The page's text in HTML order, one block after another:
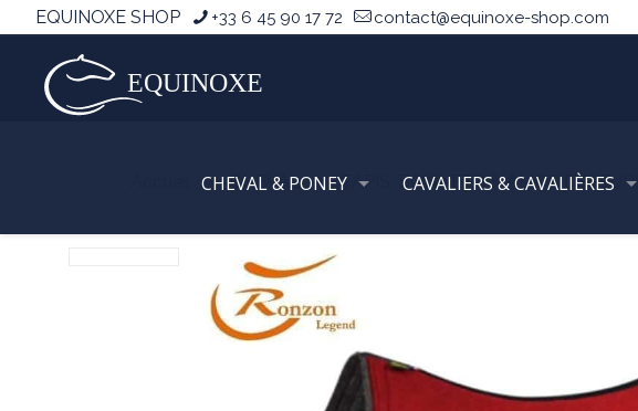
EQUINOXE SHOP +33 6 45 90 17 72 contact@equinoxe-shop.com
CHEVAL & PONEY CAVALIERS & CAVALIÈRES
CHEVAL TAPIS, BONNETS & AMORTISSEURS